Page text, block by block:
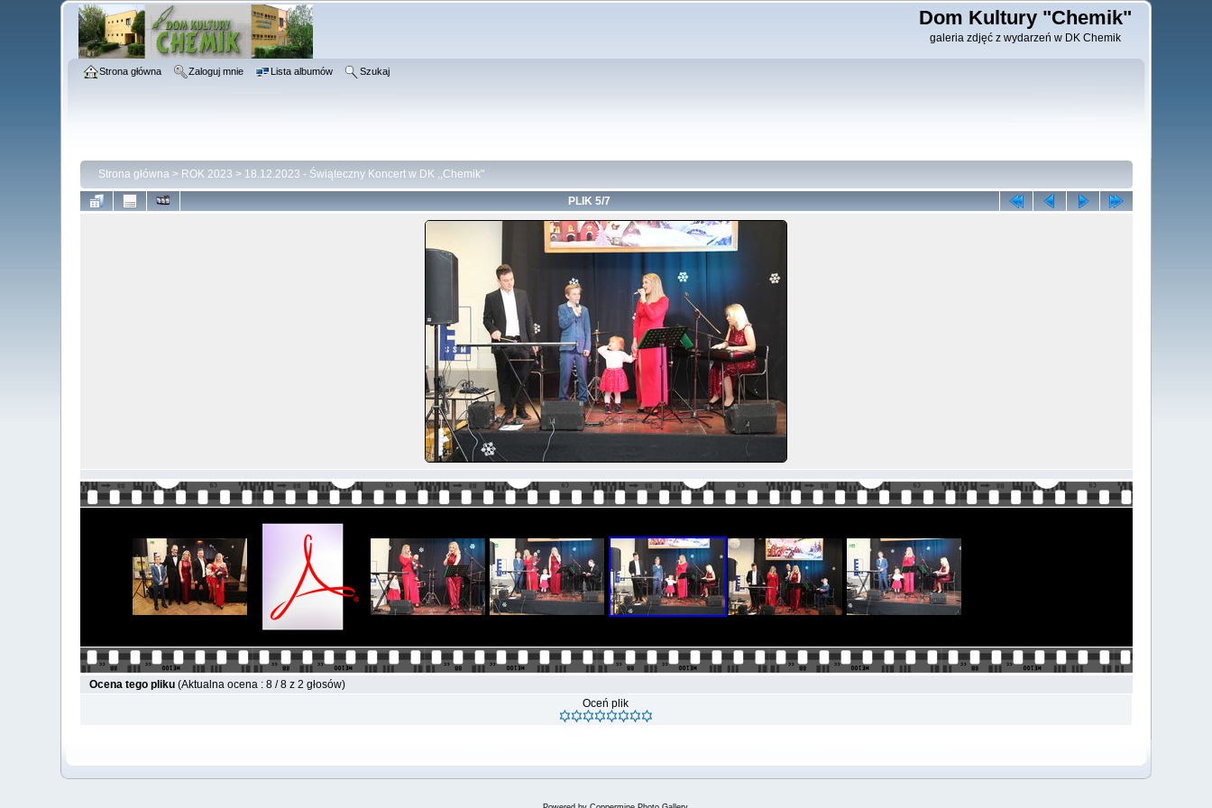
Dom Kultury "Chemik"
galeria zdjęć z wydarzeń w DK Chemik
Strona główna Zaloguj mnie Lista albumów Szukaj
Strona główna> ROK 2023 > 18.12.2023 - Świąteczny Koncert w DK ,,Chemik"
PLIK 5/7
Ocena tego pliku (Aktualna ocena : 8 / 8 z 2 głosów)
Oceń plik